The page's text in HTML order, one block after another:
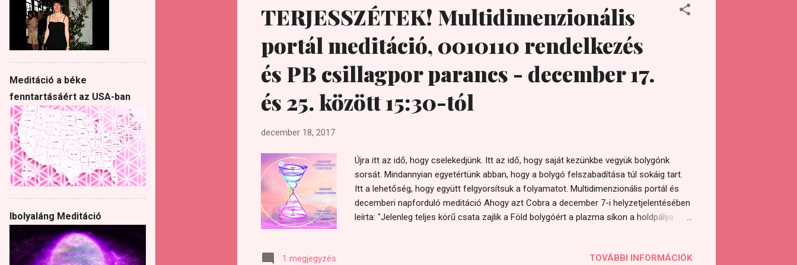
TERJESSZÉTEK! Multidimenzionális
portál meditáció, 0010110 rendelkezés
és PB csillagpor parancs - december 17.
és 25. között 15:30-tól
december 18, 2017
Újra itt az idő, hogy cselekedjünk. Itt az idő, hogy saját kezünkbe vegyük bolygónk
sorsát. Mindannyian egyetértünk abban, hogy a bolygó felszabadítása túl sokáig tart.
Itt a lehetőség, hogy együtt felgyorsítsuk a folyamatot. Multidimenzionális portál és
decemberi napforduló meditáció Ahogy azt Cobra a december 7-i helyzetjelentésében
leírta: "Jelenleg teljes körű csata zajlik a Föld bolygóért a plazma síkon a holdpálya
feltekeredve. http://2012portal-hungary.blogspot.hu/2017/09/rovid-helyzetjelentes.html
1 megjegyzés TOVÁBBI INFORMÁCIÓK
Meditáció a béke
fenntartásáért az USA-ban
Ibolyaláng Meditáció